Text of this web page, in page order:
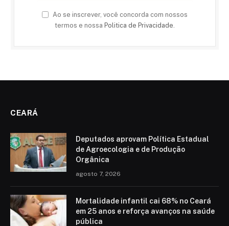
Ao se inscrever, você concorda com nossos
termos e nossa Politica de Privacidade
CEARÁ
Deputados aprovam Política Estadual
de Agroecologia e de Produção
Orgânica
agosto 7, 2026
Mortalidade infantil cai 68% no Ceará
em 25 anos e reforça avanços na saúde
pública